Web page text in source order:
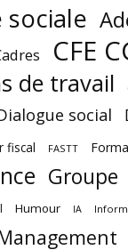
CFE
de travail
social
fiscal FASTT
Groupe
Humour IA